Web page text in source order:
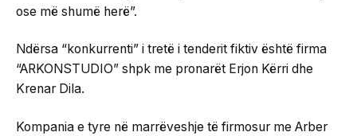
ose më shumë herë”.
Ndërsa “konkurrenti” i tretë i tenderit fiktiv është firma
“ARKONSTUDIO” shpk me pronarët Erjon Kërri dhe
Krenar Dila.
Kompania e tyre në marrëveshje të firmosur me Arber